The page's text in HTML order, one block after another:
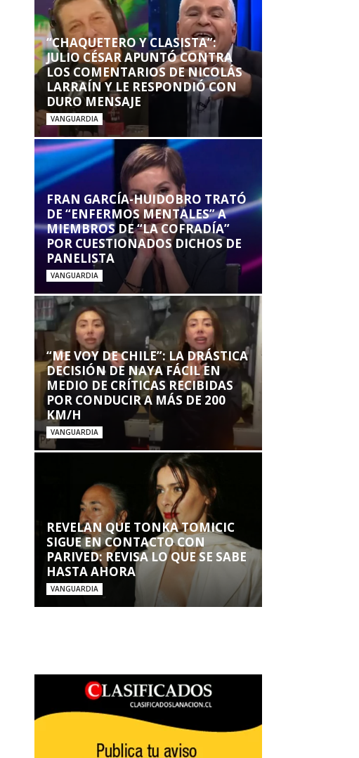
“CHAQUETERO Y CLASISTA”:
JULIO CÉSAR APUNTÓ CONTRA
LOS COMENTARIOS DE NICOLÁS
LARRAÍN Y LE RESPONDIÓ CON
DURO MENSAJE
VANGUARDIA
FRAN GARCÍA-HUIDOBRO TRATÓ
DE “ENFERMOS MENTALES” A
MIEMBROS DE “LA COFRADÍA”
POR CUESTIONADOS DICHOS DE
PANELISTA
VANGUARDIA
“ME VOY DE CHILE”: LA DRÁSTICA
DECISIÓN DE NAYA FÁCIL EN
MEDIO DE CRÍTICAS RECIBIDAS
POR CONDUCIR A MÁS DE 200
KM/H
VANGUARDIA
REVELAN QUE TONKA TOMICIC
SIGUE EN CONTACTO CON
PARIVED: REVISA LO QUE SE SABE
HASTA AHORA
VANGUARDIA